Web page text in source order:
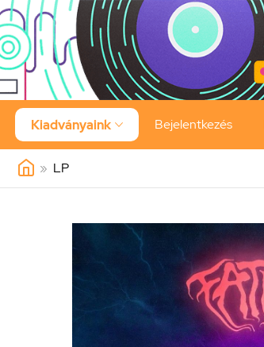
Kiadványaink  Bejelentkezés
» LP